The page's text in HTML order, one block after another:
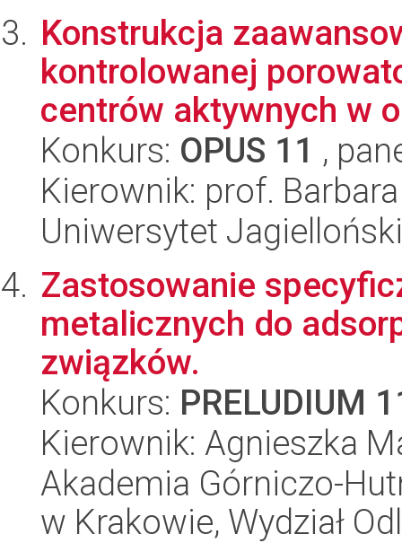
Konstrukcja
kontrolowanej
centrów aktywnych w
Konkurs: OPUS 11 ,
Kierownik: prof.
Uniwersytet
Zastosowanie
metalicznych do
związków.
Konkurs: PRELUDIUM
Kierownik: Agnieszka
Akademia Górniczo-
w Krakowie, Wydział